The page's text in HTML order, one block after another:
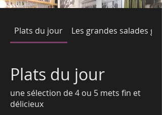
Plats du jour Les grandes salades
Plats du jour
une sélection de 4 ou 5 mets fin et
délicieux